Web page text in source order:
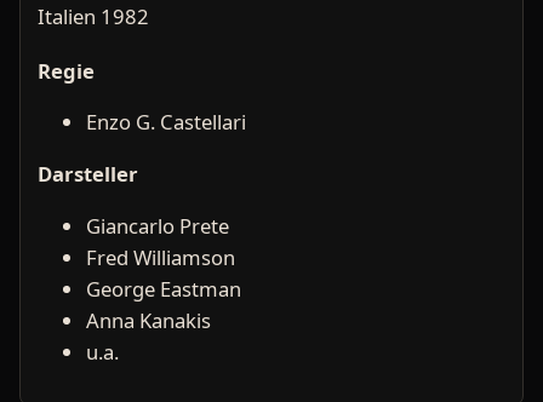
Italien 1982
Regie
Enzo G. Castellari
Darsteller
Giancarlo Prete
Fred Williamson
George Eastman
Anna Kanakis
u.a.